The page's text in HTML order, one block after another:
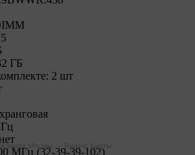
ГБ
2 шт
нет
МГц (32-39-39-102)
карте Москвы — Яндекс Карты